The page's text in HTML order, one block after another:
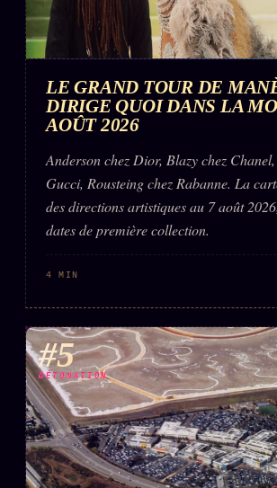
LE GRAND TOUR DE
DIRIGE QUOI DANS LA
AOÛT 2026
Anderson chez Dior, Blazy chez
Gucci, Rousteing chez Rabanne. La
des directions artistiques au 7 août
dates de première collection.
4 MIN
#5
DÉTONATION